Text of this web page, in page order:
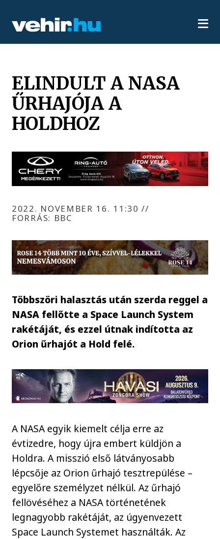
ELINDULT A NASA
ŰRHAJÓJA A
HOLDHOZ
2022. NOVEMBER 16. 11:30//
FORRÁS: BBC
Többszöri halasztás után szerda reggel a
NASA fellőtte a Space Launch System
rakétáját, és ezzel útnak indította az
Orion űrhajót a Hold felé.
A NASA egyik kiemelt célja erre az
évtizedre, hogy újra embert küldjön a
Holdra. A misszió első látványosabb
lépcsője az Orion űrhajó tesztrepülése –
egyelőre személyzet nélkül. Az űrhajó
fellövéséhez a NASA történetének
legnagyobb rakétáját, az úgyenvezett
Space Launch Systemet használták. Az